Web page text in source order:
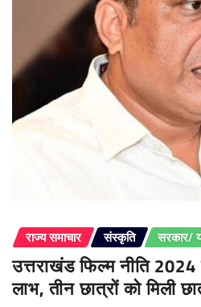
राज्य समाचार संस्कृति सरकार/
उत्तराखंड फिल्म नीति
लाभ, तीन छात्रों को मिली